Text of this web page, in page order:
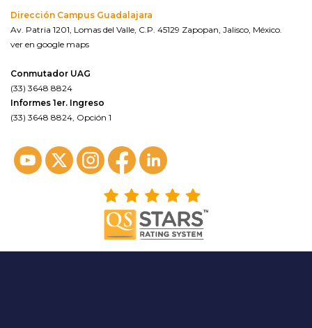
Dirección Campus Guadalajara
Av. Patria 1201, Lomas del Valle, C.P. 45129 Zapopan, Jalisco, México.
ver en google maps
Conmutador UAG
(33) 3648 8824
Informes 1er. Ingreso
(33) 3648 8824, Opción 1